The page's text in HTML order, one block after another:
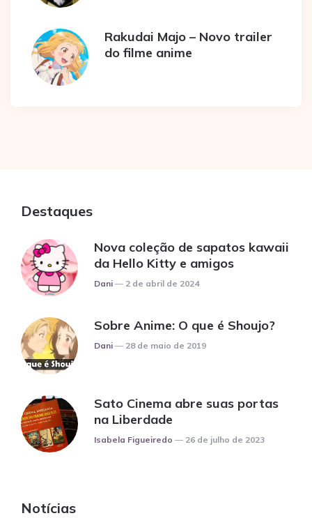
Rakudai Majo – Novo trailer
do filme anime
Destaques
Nova coleção de sapatos kawaii
da Hello Kitty e amigos
Posted
Dani 2 de abril de 2024
Sobre Anime: O que é Shoujo?
Posted
Dani 28 de maio de 2019
Sato Cinema abre suas portas
na Liberdade
Posted
Isabela Figueiredo 26 de julho de 2023
Notícias